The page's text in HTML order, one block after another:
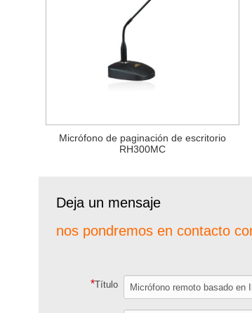
Micrófono de paginación de escritorio
RH300MC
Deja un mensaje
nos pondremos en contacto
*Título